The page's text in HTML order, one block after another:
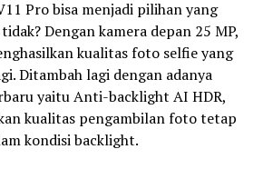
Pro bisa menjadi pilihan yang
Dengan kamera depan 25 MP,
kualitas foto selfie yang
Ditambah lagi dengan adanya
yaitu Anti-backlight AI HDR,
kualitas pengambilan foto tetap
kondisi backlight.